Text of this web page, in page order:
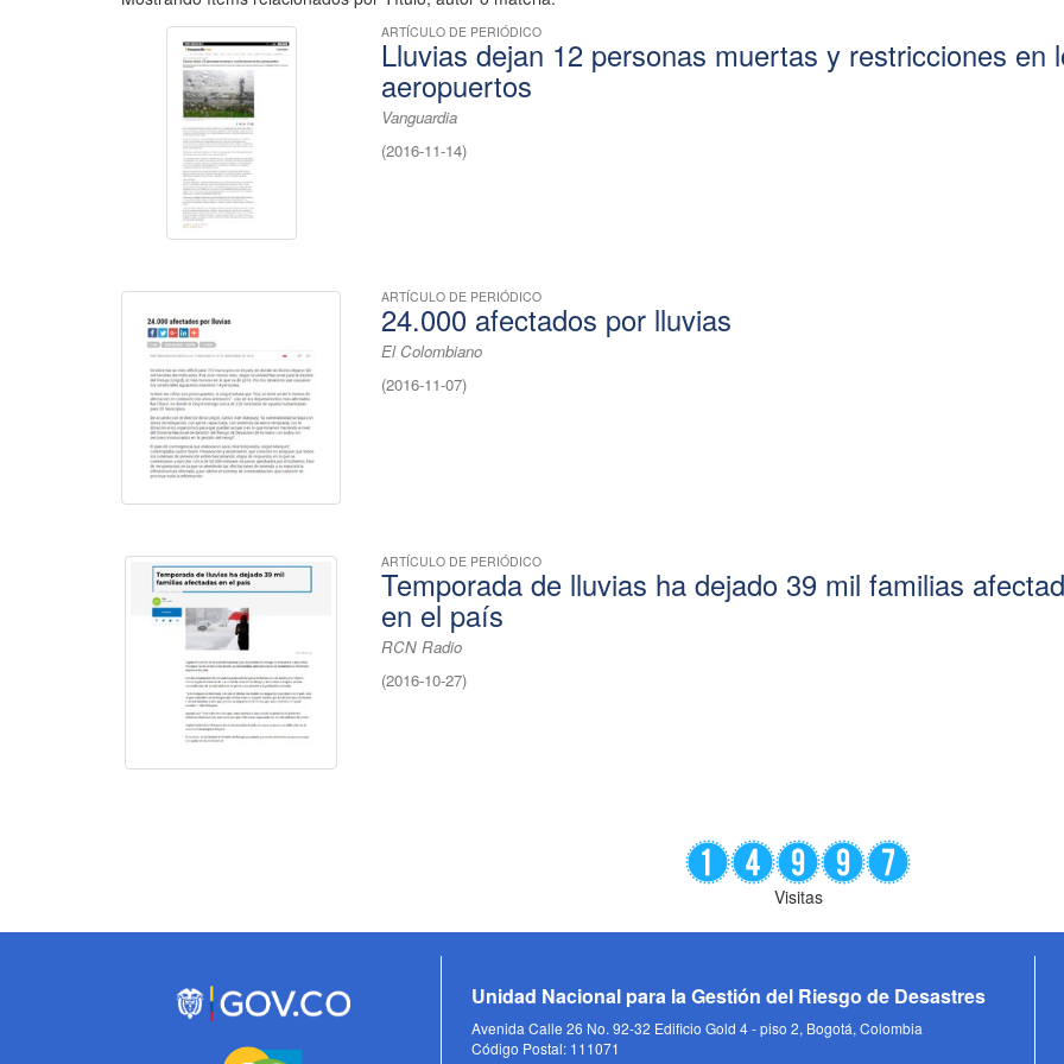
ARTÍCULO DE PERIÓDICO
Lluvias dejan 12 personas muertas y restricciones en
aeropuertos
Vanguardia
(2016-11-14)
ARTÍCULO DE PERIÓDICO
24.000 afectados por lluvias
El Colombiano
(2016-11-07)
ARTÍCULO DE PERIÓDICO
Temporada de lluvias ha dejado 39 mil familias
en el país
RCN Radio
(2016-10-27)
Visitas
Unidad Nacional para la Gestión del Riesgo de Desastres
Avenida Calle 26 No. 92-32 Edificio Gold 4 - piso 2, Bogotá, Colombia
Código Postal: 111071